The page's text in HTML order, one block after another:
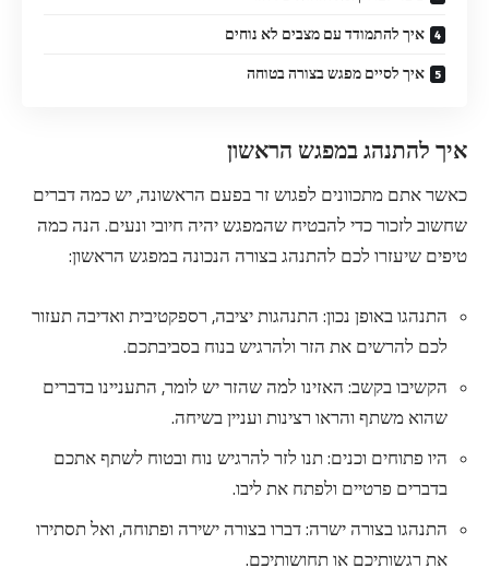
איך להתמודד עם מצבים לא נוחים
איך לסיים מפגש בצורה בטוחה
איך להתנהג במפגש הראשון
כאשר אתם מתכוונים לפגוש זר בפעם הראשונה, יש כמה דברים
שחשוב לזכור כדי להבטיח שהמפגש יהיה חיובי ונעים. הנה כמה
טיפים שיעזרו לכם להתנהג בצורה הנכונה במפגש הראשון:
התנהגו באופן נכון: התנהגות יציבה, רספקטיבית ואדיבה תעזור
לכם להרשים את הזר ולהרגיש בנוח בסביבתכם.
הקשיבו בקשב: האזינו למה שהזר יש לומר, התעניינו בדברים
שהוא משתף והראו רצינות ועניין בשיחה.
היו פתוחים וכנים: תנו לזר להרגיש נוח ובטוח לשתף אתכם
בדברים פרטיים ולפתח את ליבו.
התנהגו בצורה ישרה: דברו בצורה ישירה ופתוחה, ואל תסתירו
את רגשותיכם או תחושותיכם.